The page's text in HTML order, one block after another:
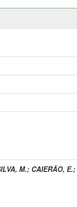
M.; CAIERÃO, E.;